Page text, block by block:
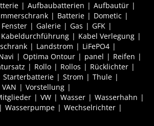
Aufbaubatterien
Aufbautür
Batterie
Dometic
Fenster Galerie Gas
GFK
Kabeldurchführung
Kabel Verlegung
Landstrom
LiFePO4
Optima Ontour panel
Reifen
Rollo Rollos
Rücklichter
Starterbatterie Strom
Thule
VAN
Vorstellung
VW Wasser
Wasserhahn
Wasserpumpe
Wechselrichter